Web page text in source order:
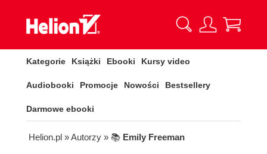
Kategorie Książki Ebooki Kursy video
Audiobooki Promocje Nowości Bestsellery
Darmowe ebooki
Helion.pl » Autorzy » 📚 Emily Freeman